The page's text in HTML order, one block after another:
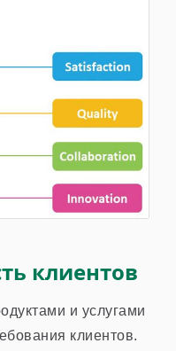
клиентов
и услугами
клиентов.